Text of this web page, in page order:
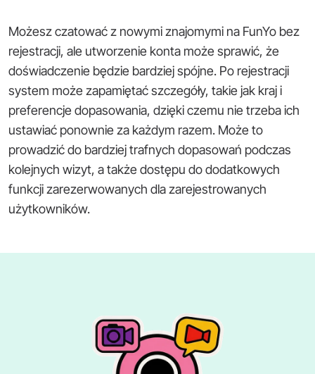
Możesz czatować z nowymi znajomymi na FunYo bez
rejestracji, ale utworzenie konta może sprawić, że
doświadczenie będzie bardziej spójne. Po rejestracji
system może zapamiętać szczegóły, takie jak kraj i
preferencje dopasowania, dzięki czemu nie trzeba ich
ustawiać ponownie za każdym razem. Może to
prowadzić do bardziej trafnych dopasowań podczas
kolejnych wizyt, a także dostępu do dodatkowych
funkcji zarezerwowanych dla zarejestrowanych
użytkowników.